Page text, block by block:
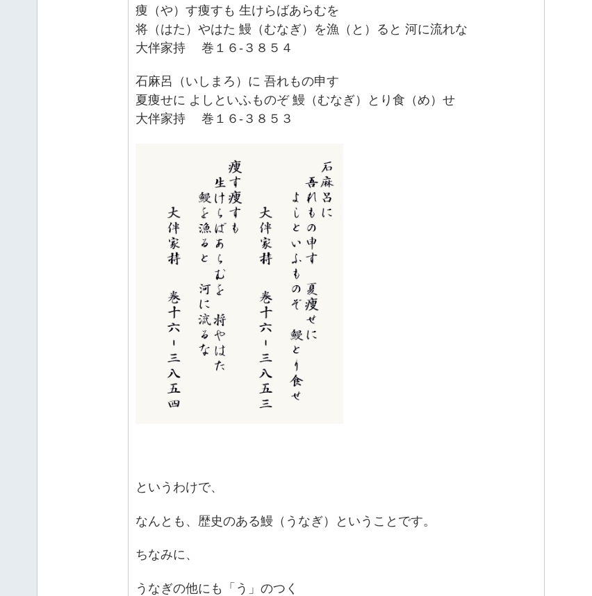
痩（や）す痩すも 生けらばあらむを
将（はた）やはた 鰻（むなぎ）を漁（と）ると 河に流れな
大伴家持 巻１６‐３８５４
石麻呂（いしまろ）に 吾れもの申す
夏痩せに よしといふものぞ 鰻（むなぎ）とり食（め）せ
大伴家持 巻１６‐３８５３
というわけで、
なんとも、歴史のある鰻（うなぎ）ということです。
ちなみに、
うなぎの他にも「う」のつく